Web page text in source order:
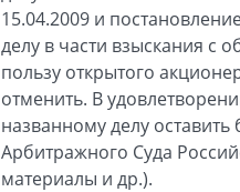
15.04.2009 и
делу в части взыскания с
пользу открытого
отменить. В
названному делу
Арбитражного Суда
материалы и др.).